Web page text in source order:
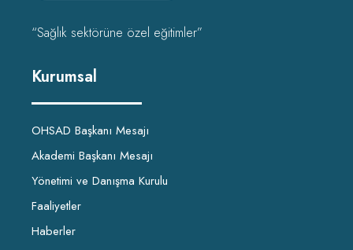
“Sağlık sektörüne özel eğitimler”
Kurumsal
OHSAD Başkanı Mesajı
Akademi Başkanı Mesajı
Yönetimi ve Danışma Kurulu
Faaliyetler
Haberler